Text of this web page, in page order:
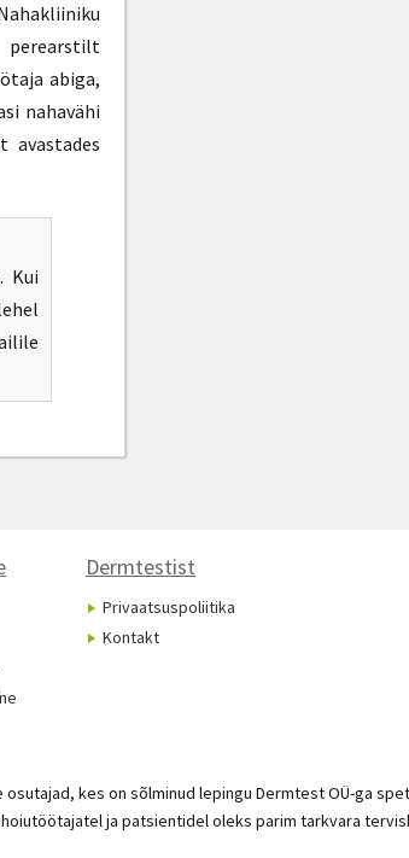
perearstilt
abiga,
nahavähi
Kui
Dermtestist
Privaatsuspoliitika
Kontakt
kes on sõlminud lepingu Dermtest OÜ-ga
ja patsientidel oleks parim tarkvara